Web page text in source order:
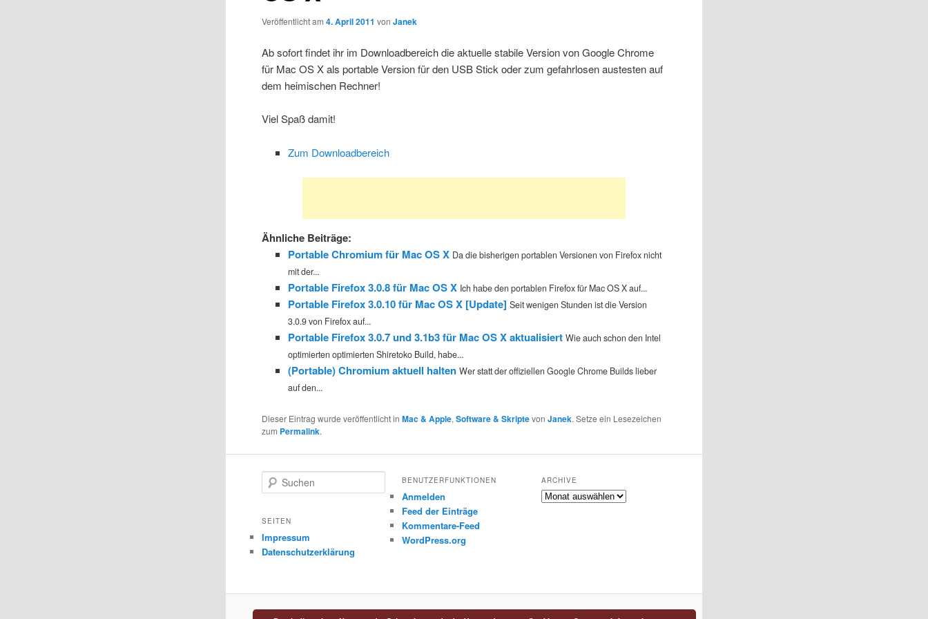
Veröffentlicht am4. April 2011 vonJanek
Ab sofort findet ihr im Downloadbereich die aktuelle stabile Version von Google Chrome
für Mac OS X als portable Version für den USB Stick oder zum gefahrlosen austesten auf
dem heimischen Rechner!
Viel Spaß damit!
Zum Downloadbereich
Ähnliche Beiträge:
Portable Chromium für Mac OS X Da die bisherigen portablen Versionen von Firefox nicht
mit der...
Portable Firefox 3.0.8 für Mac OS X Ich habe den portablen Firefox für Mac OS X auf...
Portable Firefox 3.0.10 für Mac OS X [Update] Seit wenigen Stunden ist die Version
3.0.9 von Firefox auf...
Portable Firefox 3.0.7 und 3.1b3 für Mac OS X aktualisiert Wie auch schon den Intel
optimierten optimierten Shiretoko Build, habe...
(Portable) Chromium aktuell halten Wer statt der offiziellen Google Chrome Builds lieber
auf den...
Dieser Eintrag wurde veröffentlicht inMac & Apple,Software & SkriptevonJanek. Setze ein Lesezeichen
zum Permalink.
u
h
n
SEITEN
Impressum
Datenschutzerklärung
BENUTZERFUNKTIONEN
Anmelden
Feed der Einträge
Kommentare-Feed
WordPress.org
ARCHIVE
Archive